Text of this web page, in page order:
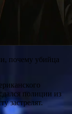
почему убийца
полиции из
застрелят.